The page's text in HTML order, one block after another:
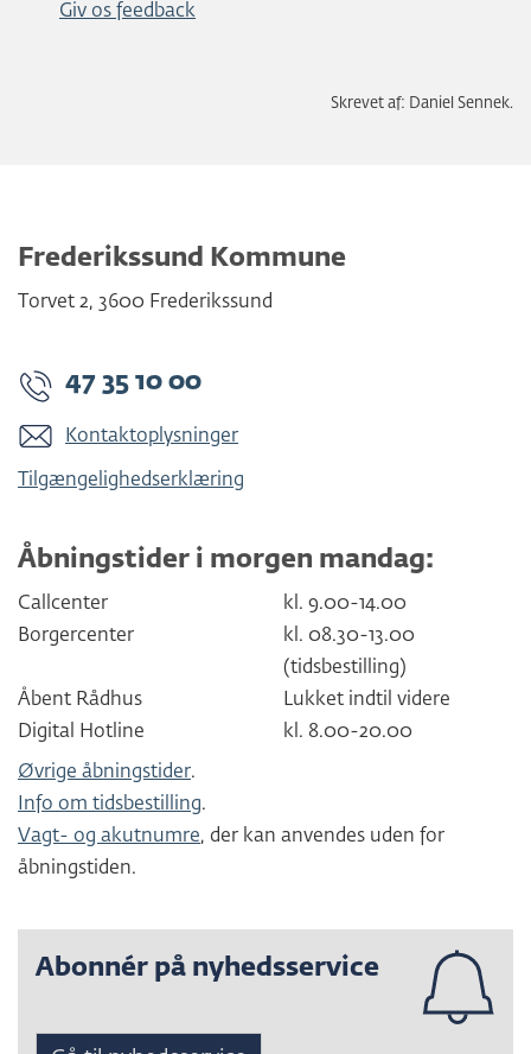
Giv os feedback
Skrevet af: Daniel Sennek.
Frederikssund Kommune
Torvet 2, 3600 Frederikssund
47 35 10 00
Kontaktoplysninger
Tilgængelighedserklæring
Åbningstider i morgen mandag:
Callcenter
kl. 9.00-14.00
Borgercenter
kl. 08.30-13.00
(tidsbestilling)
Åbent Rådhus
Lukket indtil videre
Digital Hotline
kl. 8.00-20.00
Øvrige åbningstider.
Info om tidsbestilling.
Vagt- og akutnumre, der kan anvendes uden for
åbningstiden.
Abonnér på nyhedsservice